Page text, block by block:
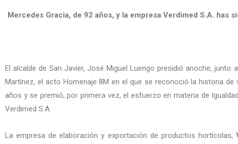
Mercedes Gracia, de 92 años, y la empresa Verdimed S.A. has
El alcalde de San Javier, José Miguel Luengo presidió anoche, junto
Martínez, el acto Homenaje 8M en el que se reconoció la historia de
años y se premió, por primera vez, el esfuerzo en materia de
Verdimed S.A.
La empresa de elaboración y exportación de productos hortícolas,